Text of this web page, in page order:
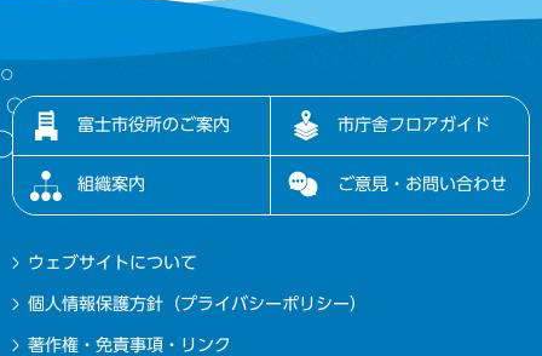
富士市役所のご案内 市庁舎フロアガイド
組織案内 ご意見・お問い合わせ
ウェブサイトについて
個人情報保護方針（プライバシーポリシー）
著作権・免責事項・リンク